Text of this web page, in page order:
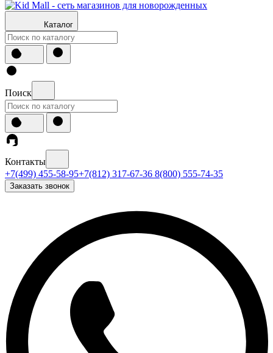
Каталог
Поиск
Контакты
+7(499) 455-58-95+7(812) 317-67-36 8(800) 555-74-35
Заказать звонок